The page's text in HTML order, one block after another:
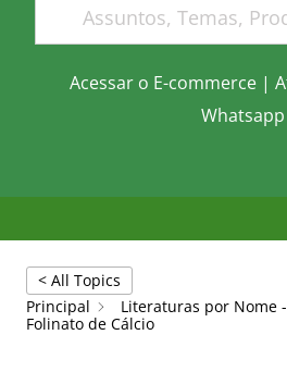
Acessar o E-commerce |
Whatsapp
< All Topics
Principal
Literaturas por Nome
Folinato de Cálcio